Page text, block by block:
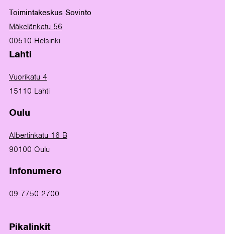
Toimintakeskus Sovinto
Mäkelänkatu 56
00510 Helsinki
Lahti
Vuorikatu 4
15110 Lahti
Oulu
Albertinkatu 16 B
90100 Oulu
Infonumero
09 7750 2700
Pikalinkit